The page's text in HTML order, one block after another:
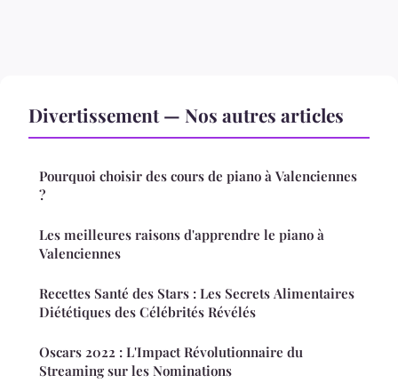
Divertissement — Nos autres articles
Pourquoi choisir des cours de piano à Valenciennes
?
Les meilleures raisons d'apprendre le piano à
Valenciennes
Recettes Santé des Stars : Les Secrets Alimentaires
Diététiques des Célébrités Révélés
Oscars 2022 : L'Impact Révolutionnaire du
Streaming sur les Nominations